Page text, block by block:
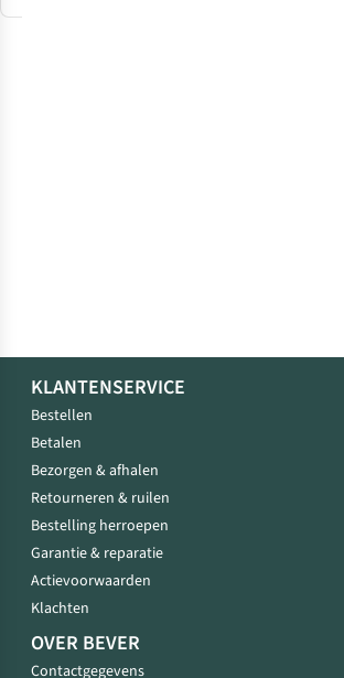
KLANTENSERVICE
Bestellen
Betalen
Bezorgen & afhalen
Retourneren & ruilen
Bestelling herroepen
Garantie & reparatie
Actievoorwaarden
Klachten
OVER BEVER
Contactgegevens